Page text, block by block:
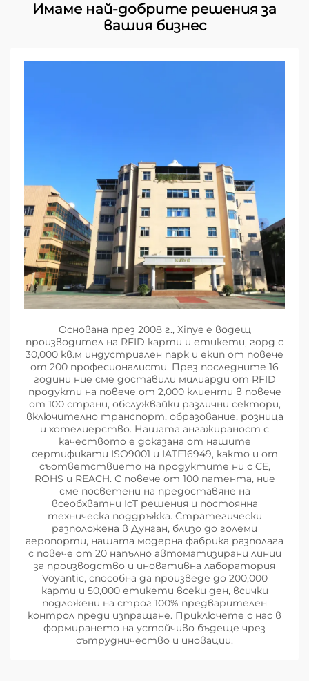
Имаме най-добрите решения за
вашия бизнес
Основана през 2008 г., Xinye е водещ
производител на RFID карти и етикети, горд с
30,000 кв.м индустриален парк и екип от повече
от 200 професионалисти. През последните 16
години ние сме доставили милиарди от RFID
продукти на повече от 2,000 клиенти в повече
от 100 страни, обслужвайки различни сектори,
включително транспорт, образование, розница
и хотелиерство. Нашата ангажираност с
качеството е доказана от нашите
сертификати ISO9001 и IATF16949, както и от
съответствието на продуктите ни с CE,
ROHS и REACH. С повече от 100 патента, ние
сме посветени на предоставяне на
всеобхватни IoT решения и постоянна
техническа поддръжка. Стратегически
разположена в Дунган, близо до големи
аеропорти, нашата модерна фабрика разполага
с повече от 20 напълно автоматизирани линии
за производство и иновативна лаборатория
Voyantic, способна да произведе до 200,000
карти и 50,000 етикети всеки ден, всички
подложени на строг 100% предварителен
контрол преди изпращане. Приключете с нас в
формирането на устойчиво бъдеще чрез
сътрудничество и иновации.